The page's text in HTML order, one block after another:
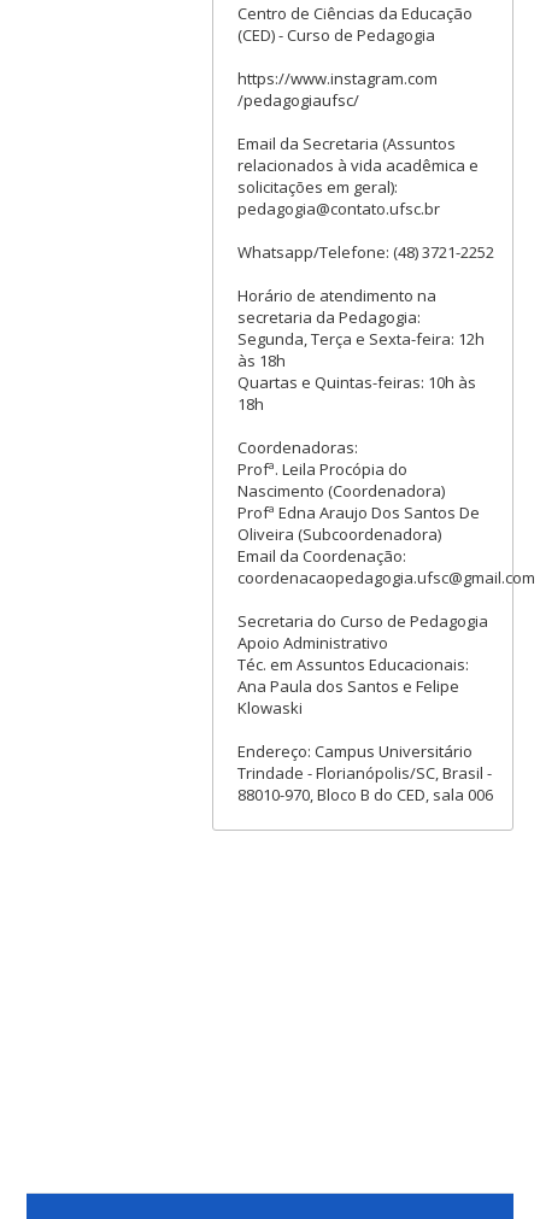
Centro de Ciências da Educação
(CED) - Curso de Pedagogia
https://www.instagram.com
/pedagogiaufsc/
Email da Secretaria (Assuntos
relacionados à vida acadêmica e
solicitações em geral):
pedagogia@contato.ufsc.br
Whatsapp/Telefone: (48) 3721-2252
Horário de atendimento na
secretaria da Pedagogia:
Segunda, Terça e Sexta-feira: 12h
às 18h
Quartas e Quintas-feiras: 10h às
18h
Coordenadoras:
Profª. Leila Procópia do
Nascimento (Coordenadora)
Profª Edna Araujo Dos Santos De
Oliveira (Subcoordenadora)
Email da Coordenação:
coordenacaopedagogia.ufsc@gmail.com
Secretaria do Curso de Pedagogia
Apoio Administrativo
Téc. em Assuntos Educacionais:
Ana Paula dos Santos e Felipe
Klowaski
Endereço: Campus Universitário
Trindade - Florianópolis/SC, Brasil -
88010-970, Bloco B do CED, sala 006